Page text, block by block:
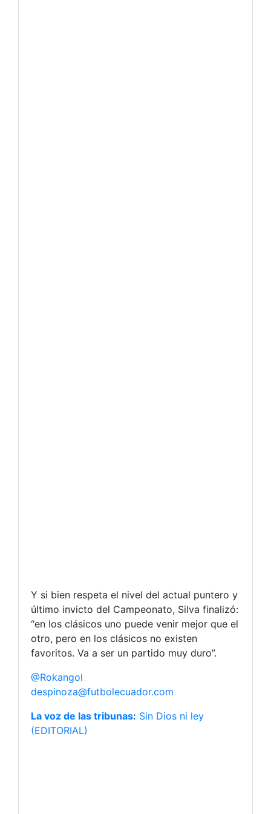
Y si bien respeta el nivel del actual puntero y
último invicto del Campeonato, Silva finalizó:
“en los clásicos uno puede venir mejor que el
otro, pero en los clásicos no existen
favoritos. Va a ser un partido muy duro”.
@Rokangol
despinoza@futbolecuador.com
La voz de las tribunas: Sin Dios ni ley
(EDITORIAL)